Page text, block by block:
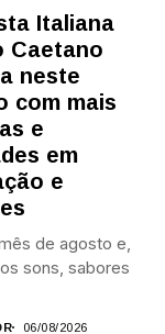
Italiana
Caetano
neste
com mais
e
em
e
de agosto e,
sons, sabores
06/08/2026